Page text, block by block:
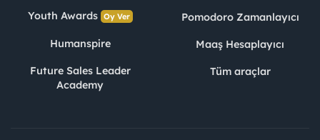
Youth Awards Oy Ver
Humanspire
Future Sales Leader
Academy
Pomodoro Zamanlayıcı
Maaş Hesaplayıcı
Tüm araçlar